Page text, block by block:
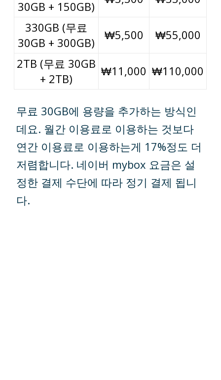
30GB + 150GB)
330GB (무료
30GB + 300GB)
₩5,500
₩55,000
2TB (무료 30GB
+ 2TB)
₩11,000 ₩110,000
무료 30GB에 용량을 추가하는 방식인
데요. 월간 이용료로 이용하는 것보다
연간 이용료로 이용하는게 17%정도 더
저렴합니다. 네이버 mybox 요금은 설
정한 결제 수단에 따라 정기 결제 됩니
다.